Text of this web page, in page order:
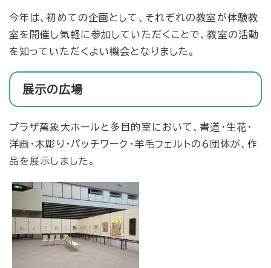
今年は、初めての企画として、それぞれの教室が体験教
室を開催し気軽に参加していただくことで、教室の活動
を知っていただくよい機会となりました。
展示の広場
プラザ萬象大ホールと多目的室において、書道・生花・
洋画・木彫り・パッチワーク・羊毛フェルトの6団体が、作
品を展示しました。